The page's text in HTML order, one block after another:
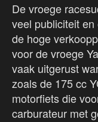
De vroege
veel publiciteit
de hoge
voor de vroege
vaak uitgerust
zoals de 175 cc
motorfiets die
carburateur met